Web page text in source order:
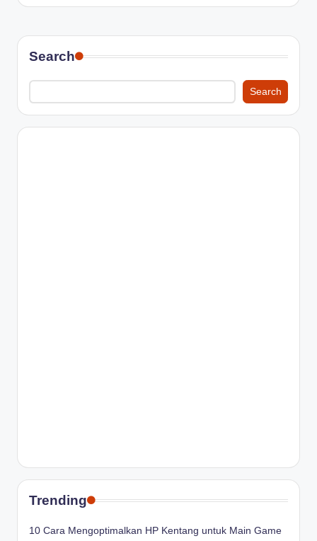
Search
Search
Trending
10 Cara Mengoptimalkan HP Kentang untuk Main Game